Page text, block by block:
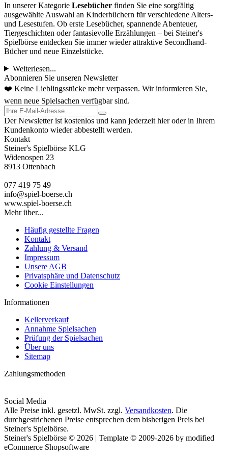
In unserer Kategorie Lesebücher finden Sie eine sorgfältig
ausgewählte Auswahl an Kinderbüchern für verschiedene Alters-
und Lesestufen. Ob erste Lesebücher, spannende Abenteuer,
Tiergeschichten oder fantasievolle Erzählungen – bei Steiner's
Spielbörse entdecken Sie immer wieder attraktive Secondhand-
Bücher und neue Einzelstücke.
Weiterlesen...
Abonnieren Sie unseren Newsletter
❤️ Keine Lieblingsstücke mehr verpassen. Wir informieren Sie,
wenn neue Spielsachen verfügbar sind.
Der Newsletter ist kostenlos und kann jederzeit hier oder in Ihrem
Kundenkonto wieder abbestellt werden.
Kontakt
Steiner's Spielbörse KLG
Widenospen 23
8913 Ottenbach
077 419 75 49
info@spiel-boerse.ch
www.spiel-boerse.ch
Mehr über...
Häufig gestellte Fragen
Kontakt
Zahlung & Versand
Impressum
Unsere AGB
Privatsphäre und Datenschutz
Cookie Einstellungen
Informationen
Kellerverkauf
Annahme Spielsachen
Prüfung der Spielsachen
Über uns
Sitemap
Zahlungsmethoden
Social Media
Alle Preise inkl. gesetzl. MwSt. zzgl. Versandkosten. Die
durchgestrichenen Preise entsprechen dem bisherigen Preis bei
Steiner's Spielbörse.
Steiner's Spielbörse © 2026 | Template © 2009-2026 by modified
eCommerce Shopsoftware